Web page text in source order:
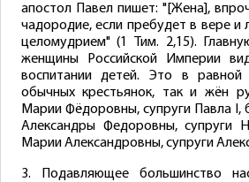
апостол Павел пишет: "[Жена],
чадородие, если пребудет в вере и
целомудрием" (1 Тим. 2,15).
женщины Российской Империи
воспитании детей. Это в равной
обычных крестьянок, так и жён
Марии Фёдоровны, супруги Павла I,
Александры Федоровны, супруги
Марии Александровны, супруги
3. Подавляющее большинство